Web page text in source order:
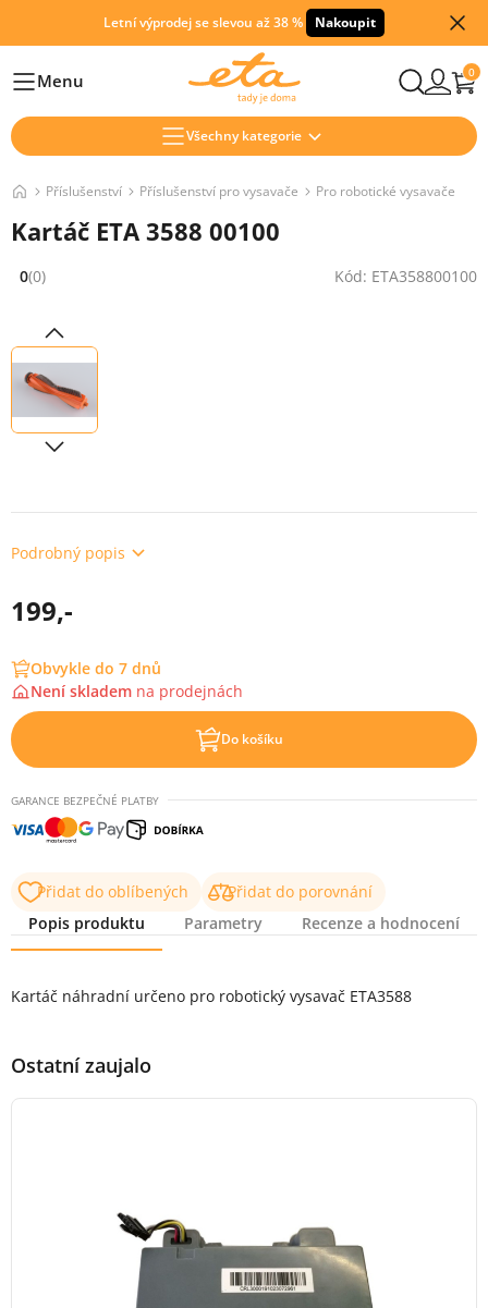
Letní výprodej se slevou až 38 % Nakoupit
HlavníMenu 0
Všechny kategorie
Příslušenství Příslušenství pro vysavače Pro robotické vysavače
Kartáč ETA 3588 00100
Hodnocení: 0 z 5 (0 recenzí)
0(0) Kód: ETA358800100
Podrobný popis
199,-
Obvykle do 7 dnů
Není skladem na prodejnách
Do košíku
GARANCE BEZPEČNÉ PLATBY
Přidat do oblíbených
Přidat do porovnání
Popis produktu
Parametry Recenze a hodnocení
Kartáč náhradní určeno pro robotický vysavač ETA3588
Ostatní zaujalo